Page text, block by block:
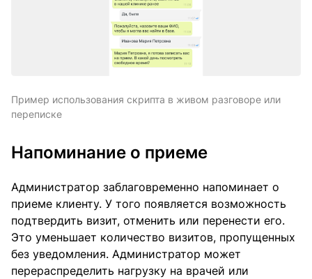
Пример использования скрипта в живом разговоре или
переписке
Напоминание о приеме
Администратор заблаговременно напоминает о
приеме клиенту. У того появляется возможность
подтвердить визит, отменить или перенести его.
Это уменьшает количество визитов, пропущенных
без уведомления. Администратор может
перераспределить нагрузку на врачей или